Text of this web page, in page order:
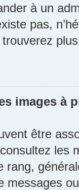
à un
pas,
images à
être
les
rang,
messages